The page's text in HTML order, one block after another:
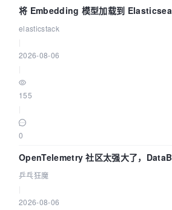
将 Embedding 模型加载到
elasticstack
2026-08-06
155
0
OpenTelemetry 社区太强大了，
eBPF 链路了
乒乓狂魔
2026-08-06